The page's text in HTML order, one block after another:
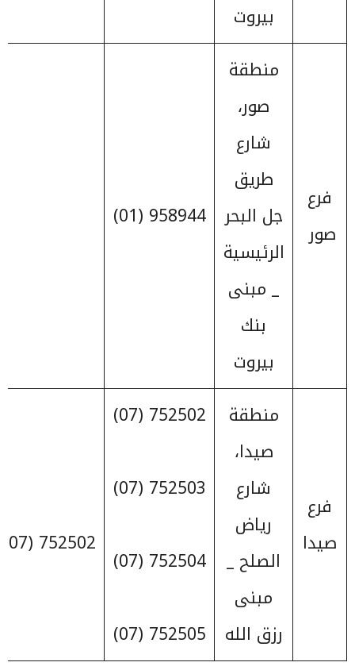
بيروت
فرع
صور
منطقة
صور،
شارع
طريق
جل البحر
الرئيسية
_ مبنى
بنك
بيروت
958944 (01)
فرع
صيدا
منطقة
صيدا،
شارع
رياض
الصلح _
مبنى
رزق الله
752502 (07)
752503 (07)
752504 (07)
752505 (07)
752502 (07)